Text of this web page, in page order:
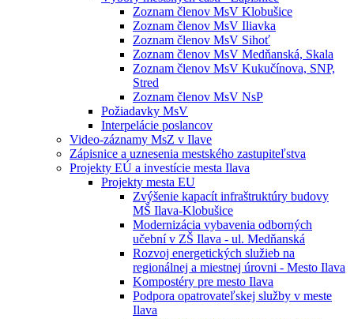
Zoznam členov MsV Klobušice
Zoznam členov MsV Iliavka
Zoznam členov MsV Sihoť
Zoznam členov MsV Medňanská, Skala
Zoznam členov MsV Kukučínova, SNP,
Stred
Zoznam členov MsV NsP
Požiadavky MsV
Interpelácie poslancov
Video-záznamy MsZ v Ilave
Zápisnice a uznesenia mestského zastupiteľstva
Projekty EÚ a investície mesta Ilava
Projekty mesta EU
Zvýšenie kapacít infraštruktúry budovy
MŠ Ilava-Klobušice
Modernizácia vybavenia odborných
učební v ZŠ Ilava - ul. Medňanská
Rozvoj energetických služieb na
regionálnej a miestnej úrovni - Mesto Ilava
Kompostéry pre mesto Ilava
Podpora opatrovateľskej služby v meste
Ilava